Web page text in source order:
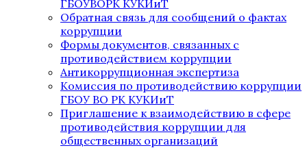
ГБОУВОРК КУКИиТ
Обратная связь для сообщений о фактах
коррупции
Формы документов, связанных с
противодействием коррупции
Антикоррупционная экспертиза
Комиссия по противодействию коррупции
ГБОУ ВО РК КУКИиТ
Приглашение к взаимодействию в сфере
противодействия коррупции для
общественных организаций